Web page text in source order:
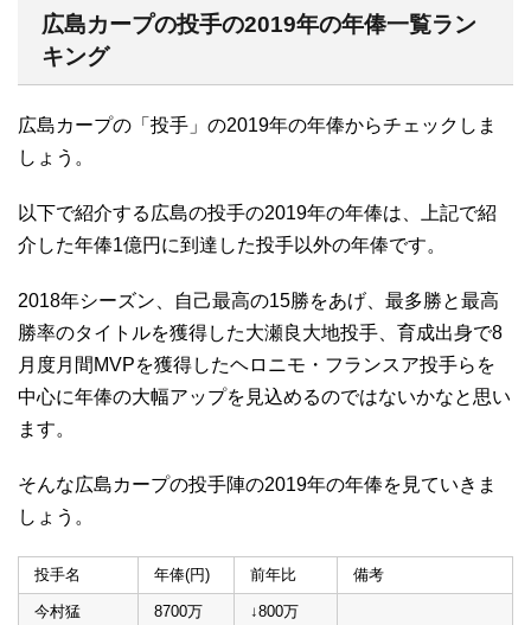
広島カープの投手の2019年の年俸一覧ラン
キング
広島カープの「投手」の2019年の年俸からチェックしま
しょう。
以下で紹介する広島の投手の2019年の年俸は、上記で紹
介した年俸1億円に到達した投手以外の年俸です。
2018年シーズン、自己最高の15勝をあげ、最多勝と最高
勝率のタイトルを獲得した大瀬良大地投手、育成出身で8
月度月間MVPを獲得したヘロニモ・フランスア投手らを
中心に年俸の大幅アップを見込めるのではないかなと思い
ます。
そんな広島カープの投手陣の2019年の年俸を見ていきま
しょう。
投手名 年俸(円) 前年比 備考
今村猛 8700万 ↓800万